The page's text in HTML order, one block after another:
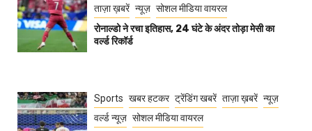
ताज़ा ख़बरें न्यूज़ सोशल मीडिया वायरल
रोनाल्डो ने रचा इतिहास, 24 घंटे के अंदर तोड़ा मेसी का
वर्ल्ड रिकॉर्ड
Sports खबर हटकर ट्रेंडिंग खबरें ताज़ा ख़बरें न्यूज़
वर्ल्ड न्यूज़ सोशल मीडिया वायरल